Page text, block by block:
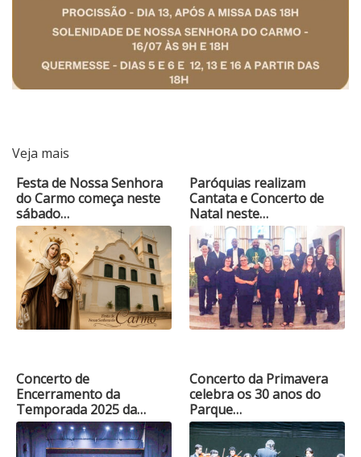
Veja mais
Festa de Nossa Senhora
do Carmo começa neste
sábado…
Paróquias realizam
Cantata e Concerto de
Natal neste…
Concerto de
Encerramento da
Temporada 2025 da…
Concerto da Primavera
celebra os 30 anos do
Parque…